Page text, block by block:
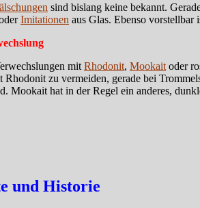
sind bislang keine bekannt.
Imitationen aus Glas. Ebenso vorstellbar
mit Rhodonit, Mookait oder
Rhodonit zu vermeiden, gerade bei
Mookait hat in der Regel ein anderes,
und Historie